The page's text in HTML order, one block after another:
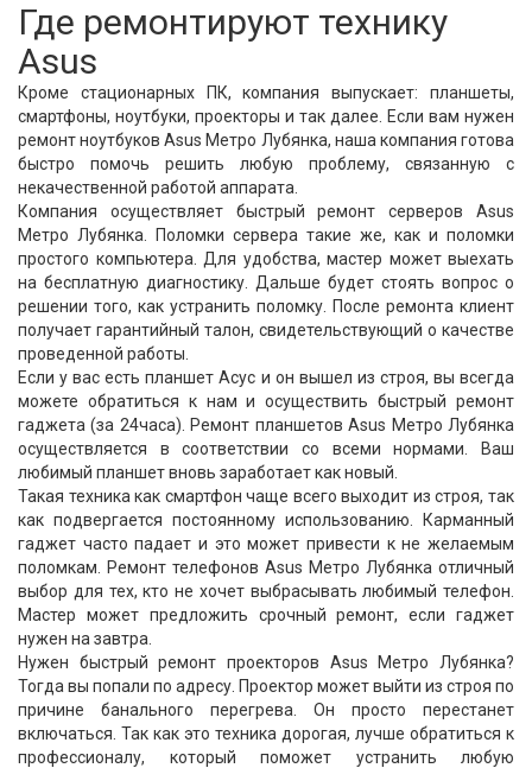
Где ремонтируют технику
Asus
Кроме стационарных ПК, компания выпускает: планшеты,
смартфоны, ноутбуки, проекторы и так далее. Если вам нужен
ремонт ноутбуков Asus Метро Лубянка, наша компания готова
быстро помочь решить любую проблему, связанную с
некачественной работой аппарата.
Компания осуществляет быстрый ремонт серверов Asus
Метро Лубянка. Поломки сервера такие же, как и поломки
простого компьютера. Для удобства, мастер может выехать
на бесплатную диагностику. Дальше будет стоять вопрос о
решении того, как устранить поломку. После ремонта клиент
получает гарантийный талон, свидетельствующий о качестве
проведенной работы.
Если у вас есть планшет Асус и он вышел из строя, вы всегда
можете обратиться к нам и осуществить быстрый ремонт
гаджета (за 24часа). Ремонт планшетов Asus Метро Лубянка
осуществляется в соответствии со всеми нормами. Ваш
любимый планшет вновь заработает как новый.
Такая техника как смартфон чаще всего выходит из строя, так
как подвергается постоянному использованию. Карманный
гаджет часто падает и это может привести к не желаемым
поломкам. Ремонт телефонов Asus Метро Лубянка отличный
выбор для тех, кто не хочет выбрасывать любимый телефон.
Мастер может предложить срочный ремонт, если гаджет
нужен на завтра.
Нужен быстрый ремонт проекторов Asus Метро Лубянка?
Тогда вы попали по адресу. Проектор может выйти из строя по
причине банального перегрева. Он просто перестанет
включаться. Так как это техника дорогая, лучше обратиться к
профессионалу, который поможет устранить любую